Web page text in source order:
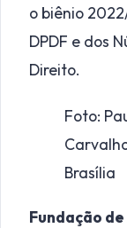
o biênio
DPDF e dos
Direito.
Foto:
Brasília
Fundação